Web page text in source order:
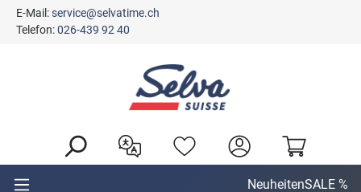
springen
E-Mail:service@selvatime.ch
Telefon:026-439 92 40
NeuheitenSALE %